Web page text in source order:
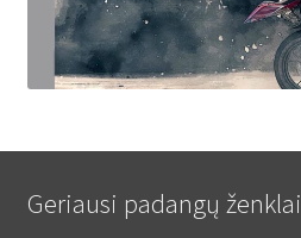
Geriausi padangų ženklai